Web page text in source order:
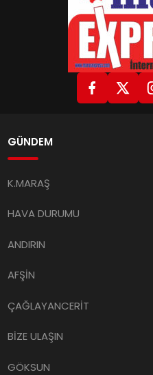
GÜNDEM
K.MARAŞ
HAVA DURUMU
ANDIRIN
AFŞİN
ÇAĞLAYANCERİT
BİZE ULAŞIN
GÖKSUN